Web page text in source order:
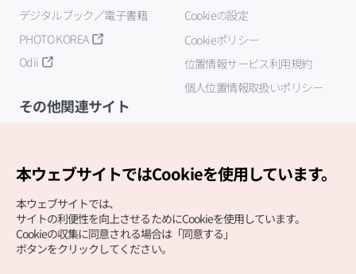
デジタルブック／電子書籍
PHOTO KOREA
Odii
Cookieの設定
Cookieポリシー
位置情報サービス利用規約
個人位置情報取扱いポリシー
その他関連サイト
本ウェブサイトではCookieを使用しています。
本ウェブサイトでは、
サイトの利便性を向上させるためにCookieを使用しています。
Cookieの収集に同意される場合は「同意する」
ボタンをクリックしてください。